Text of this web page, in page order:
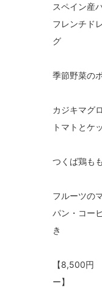
スペイン産
フレンチド
季節野菜の
カジキマグ
トマトとケ
つくば鶏も
フルーツの
パン・コー
【8,500円